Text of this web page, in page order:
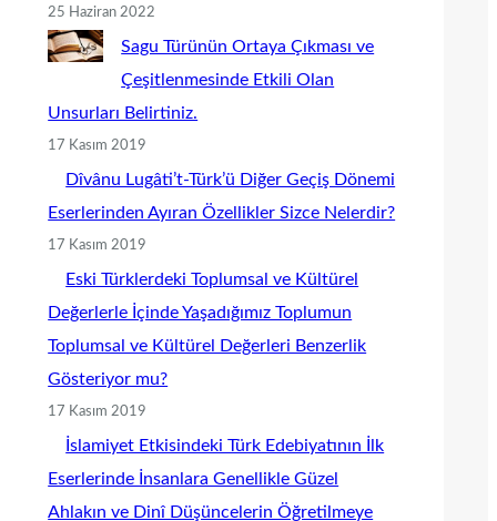
25 Haziran 2022
Sagu Türünün Ortaya Çıkması ve
Çeşitlenmesinde Etkili Olan
Unsurları Belirtiniz.
17 Kasım 2019
Dîvânu Lugâti’t-Türk’ü Diğer Geçiş Dönemi
Eserlerinden Ayıran Özellikler Sizce Nelerdir?
17 Kasım 2019
Eski Türklerdeki Toplumsal ve Kültürel
Değerlerle İçinde Yaşadığımız Toplumun
Toplumsal ve Kültürel Değerleri Benzerlik
Gösteriyor mu?
17 Kasım 2019
İslamiyet Etkisindeki Türk Edebiyatının İlk
Eserlerinde İnsanlara Genellikle Güzel
Ahlakın ve Dinî Düşüncelerin Öğretilmeye